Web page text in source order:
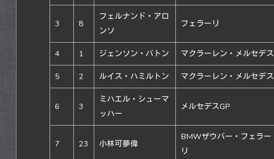
3 8
フェルナンド・アロ
ンソ
フェラーリ
4 1 ジェンソン・バトン マクラーレン・メルセデス
5 2 ルイス・ハミルトン マクラーレン・メルセデス
6 3
ミハエル・シューマ
ッハー
メルセデスGP
7 23 小林可夢偉
BMWザウバー・フェラー
リ